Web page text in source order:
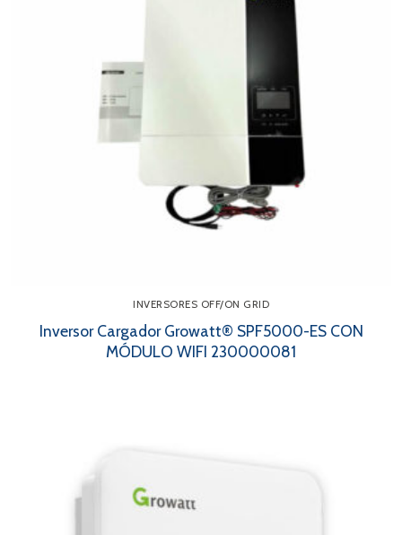
INVERSORES OFF/ON GRID
Inversor Cargador Growatt® SPF5000-ES CON
MÓDULO WIFI 230000081